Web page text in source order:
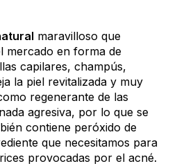
maravilloso que
mercado en forma de
capilares, champús,
la piel revitalizada y muy
regenerante de las
agresiva, por lo que se
contiene peróxido de
que necesitamos para
provocadas por el acné.